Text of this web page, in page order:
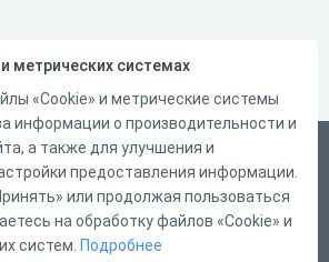
связи
метрических системах
«Cookie» и метрические системы
информации о производительности и
а также для улучшения и
предоставления информации.
или продолжая пользоваться
на обработку файлов «Cookie» и
систем. Подробнее